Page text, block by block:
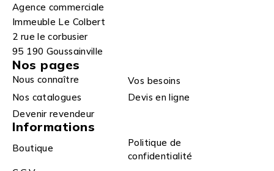
Agence commerciale
Immeuble Le Colbert
2 rue le corbusier
95 190 Goussainville
Nos pages
Nous connaître
Vos besoins
Nos catalogues
Devis en ligne
Devenir revendeur
Informations
Boutique
Politique de
confidentialité